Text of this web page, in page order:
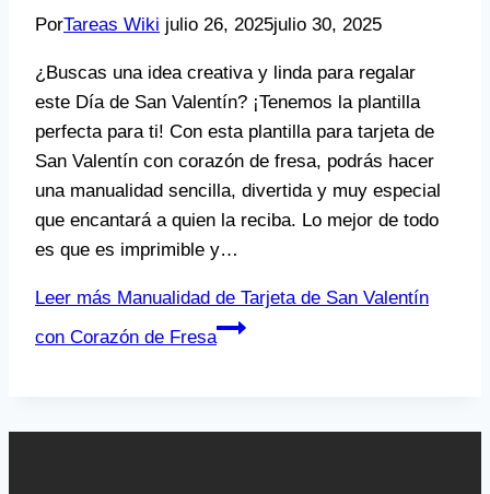
PorTareas Wiki julio 26, 2025julio 30, 2025
¿Buscas una idea creativa y linda para regalar
este Día de San Valentín? ¡Tenemos la plantilla
perfecta para ti! Con esta plantilla para tarjeta de
San Valentín con corazón de fresa, podrás hacer
una manualidad sencilla, divertida y muy especial
que encantará a quien la reciba. Lo mejor de todo
es que es imprimible y…
Leer más Manualidad de Tarjeta de San Valentín
con Corazón de Fresa